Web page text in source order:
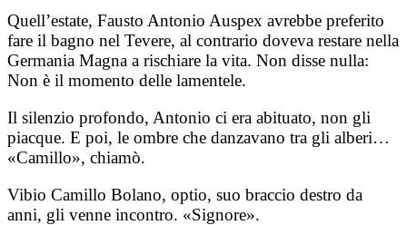
Quell’estate, Fausto Antonio Auspex avrebbe preferito
fare il bagno nel Tevere, al contrario doveva restare nella
Germania Magna a rischiare la vita. Non disse nulla:
Non è il momento delle lamentele.
Il silenzio profondo, Antonio ci era abituato, non gli
piacque. E poi, le ombre che danzavano tra gli alberi…
«Camillo», chiamò.
Vibio Camillo Bolano, optio, suo braccio destro da
anni, gli venne incontro. «Signore».